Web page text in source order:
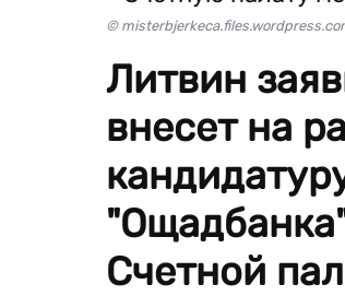
©
Литвин
внесет на
Счетной